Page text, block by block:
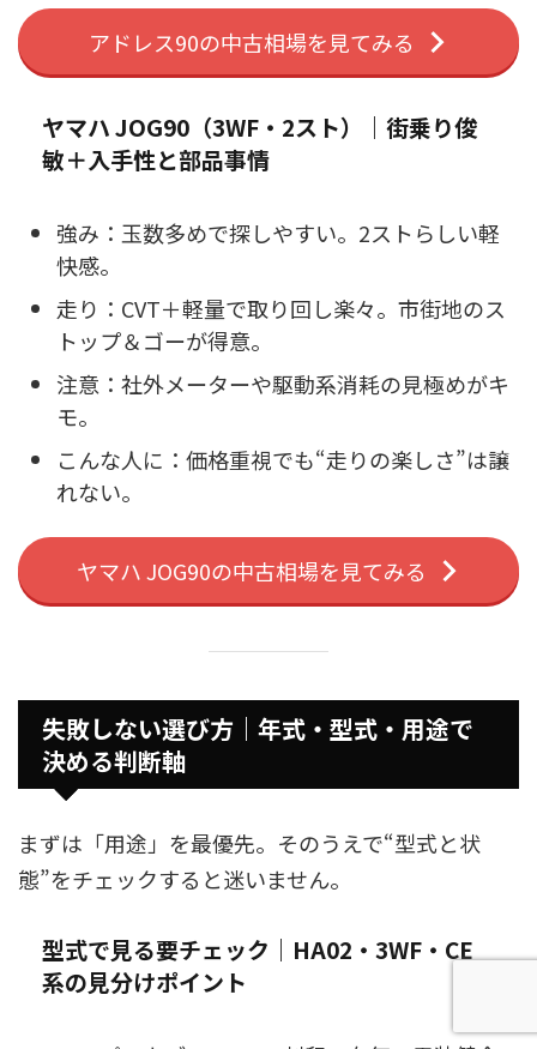
アドレス90の中古相場を見てみる
ヤマハ JOG90（3WF・2スト）｜街乗り俊
敏＋入手性と部品事情
強み：玉数多めで探しやすい。2ストらしい軽
快感。
走り：CVT＋軽量で取り回し楽々。市街地のス
トップ＆ゴーが得意。
注意：社外メーターや駆動系消耗の見極めがキ
モ。
こんな人に：価格重視でも“走りの楽しさ”は譲
れない。
ヤマハ JOG90の中古相場を見てみる
失敗しない選び方｜年式・型式・用途で
決める判断軸
まずは「用途」を最優先。そのうえで“型式と状
態”をチェックすると迷いません。
型式で見る要チェック｜HA02・3WF・CE
系の見分けポイント